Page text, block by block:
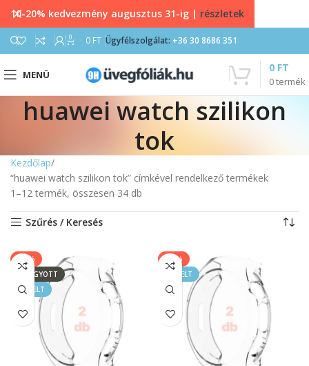
0 0 FT Ügyfélszolgálat: +36 30 8686 351
MENÜ
0termék
0 FT
huawei watch szilikon
tok
Kezdőlap
“huawei watch szilikon tok” címkével rendelkező termékek
1–12 termék, összesen 34 db
Szűrés / Keresés
-20%
ELFOGYOTT
KIEMELT
-20%
KIEMELT
10-20% kedvezmény augusztus 31-ig | részletek